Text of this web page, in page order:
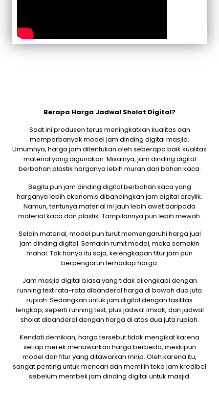
Berapa Harga Jadwal Sholat Digital?
Saat ini produsen terus meningkatkan kualitas dan
memperbanyak model jam dinding digital masjid.
Umumnya, harga jam ditentukan oleh seberapa baik kualitas
material yang digunakan. Misalnya, jam dinding digital
berbahan plastik harganya lebih murah dari bahan kaca.
Begitu pun jam dinding digital berbahan kaca yang
harganya lebih ekonomis dibandingkan jam digital arcylik.
Namun, tentunya material ini jauh lebih awet daripada
material kaca dan plastik. Tampilannya pun lebih mewah.
Selain material, model pun turut memengaruhi harga jual
jam dinding digital. Semakin rumit model, maka semakin
mahal. Tak hanya itu saja, kelengkapan fitur jam pun
berpengaruh terhadap harga.
Jam masjid digital biasa yang tidak dilengkapi dengan
running text rata-rata dibanderol harga di bawah dua juta
rupiah. Sedangkan untuk jam digital dengan fasilitas
lengkap, seperti running text, plus jadwal imsak, dan jadwal
sholat dibanderol dengan harga di atas dua juta rupiah.
Kendati demikian, harga tersebut tidak mengikat karena
setiap merek menawarkan harga berbeda, meskipun
model dan fitur yang ditawarkan mirip. Oleh karena itu,
sangat penting untuk mencari dan memilih toko jam kredibel
sebelum membeli jam dinding digital untuk masjid.